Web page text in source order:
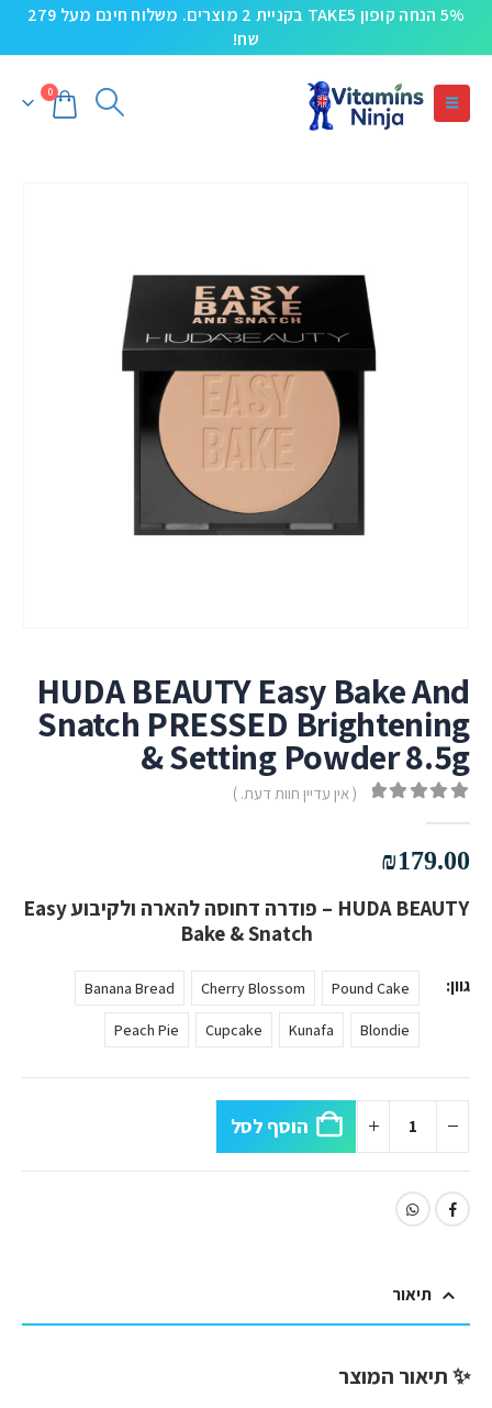
5% הנחה קופון TAKE5 בקניית 2 מוצרים. משלוח חינם מעל 279
שח!
0
HUDA BEAUTY Easy Bake And
Snatch PRESSED Brightening
& Setting Powder 8.5g
( אין עדיין חוות דעת. )
₪179.00
HUDA BEAUTY – פודרה דחוסה להארה ולקיבוע Easy
Bake & Snatch
גוון Pound Cake
Cherry Blossom
Banana Bread
Blondie
Kunafa
Cupcake
Peach Pie
הוסף לסל
תיאור
✨תיאור המוצר